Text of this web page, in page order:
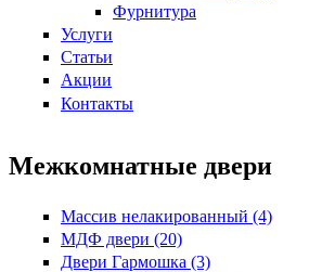
Фурнитура
Услуги
Статьи
Акции
Контакты
Межкомнатные двери
Массив нелакированный (4)
МДФ двери (20)
Двери Гармошка (3)